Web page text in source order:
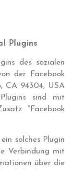
Plugins
des sozialen
der Facebook
CA 94304, USA
sind mit
"Facebook
solches Plugin
Verbindung mit
über die